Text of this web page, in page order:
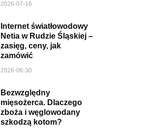
2026-07-16
Internet światłowodowy
Netia w Rudzie Śląskiej –
zasięg, ceny, jak
zamówić
2026-06-30
Bezwzględny
mięsożerca. Dlaczego
zboża i węglowodany
szkodzą kotom?